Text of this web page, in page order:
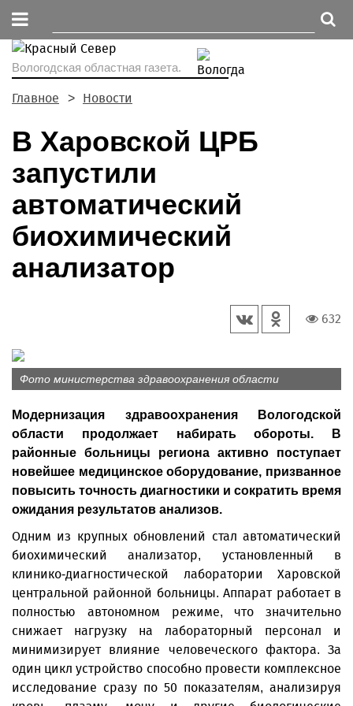
Вологодская областная газета.
Главное Новости
В Харовской ЦРБ
запустили
автоматический
биохимический
анализатор
632
Фото министерства здравоохранения области
Модернизация здравоохранения Вологодской
области продолжает набирать обороты. В
районные больницы региона активно поступает
новейшее медицинское оборудование, призванное
повысить точность диагностики и сократить время
ожидания результатов анализов.
Одним из крупных обновлений стал автоматический
биохимический анализатор, установленный в
клинико-диагностической лаборатории Харовской
центральной районной больницы. Аппарат работает в
полностью автономном режиме, что значительно
снижает нагрузку на лабораторный персонал и
минимизирует влияние человеческого фактора. За
один цикл устройство способно провести комплексное
исследование сразу по 50 показателям, анализируя